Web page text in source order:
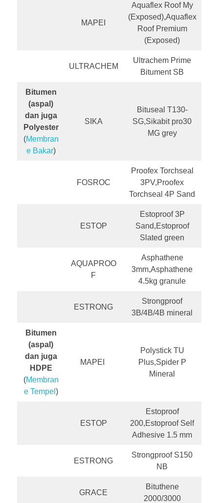
MAPEI
Aquaflex Roof My
(Exposed),Aquaflex
Roof Premium
(Exposed)
ULTRACHEM
Ultrachem Prime
Bitument SB
Bitumen
(aspal)
dan juga
Polyester
(Membran
e Bakar)
SIKA
Bituseal T130-
SG,Sikabit pro30
MG grey
FOSROC
Proofex Torchseal
3PV,Proofex
Torchseal 4P Sand
ESTOP
Estoproof 3P
Sand,Estoproof
Slated green
AQUAPROO
F
Asphathene
3mm,Asphathene
4.5kg granule
ESTRONG
Strongproof
3B/4B/4B mineral
Bitumen
(aspal)
dan juga
HDPE
(Membran
e Tempel )
MAPEI
Polystick TU
Plus,Spider P
Mineral
ESTOP
Estoproof
200,Estoproof Self
Adhesive 1.5 mm
ESTRONG
Strongproof S150
NB
GRACE
Bituthene
2000/3000